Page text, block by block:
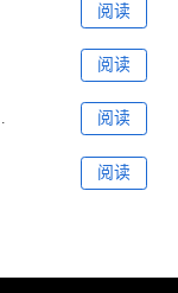
阅读
阅读
阅读
阅读